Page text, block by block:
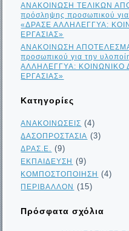
ΑΝΑΚΟΙΝΩΣΗ ΤΕΛΙΚΩΝ
πρόσληψης προσωπικού
«ΔΡΑΣΕ ΑΛΛΗΛΕΓΓΥΑ:
ΕΡΓΑΣΙΑΣ»
ΑΝΑΚΟΙΝΩΣΗ
προσωπικού για την
ΑΛΛΗΛΕΓΓΥΑ: ΚΟΙΝΩΝΙΚΟ
ΕΡΓΑΣΙΑΣ»
Kατηγορίες
ΑΝΑΚΟΙΝΩΣΕΙΣ (4)
ΔΑΣΟΠΡΟΣΤΑΣΙΑ (3)
ΔΡΑΣ.Ε. (9)
ΕΚΠΑΙΔΕΥΣΗ (9)
ΚΟΜΠΟΣΤΟΠΟΙΗΣΗ (4)
ΠΕΡΙΒΑΛΛΟΝ (15)
Πρόσφατα σχόλια